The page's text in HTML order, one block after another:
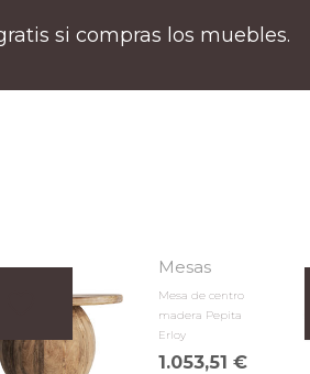
si compras los muebles.
Mesas
Mesa de centro
madera Pepita
Erloy
1.053,51€